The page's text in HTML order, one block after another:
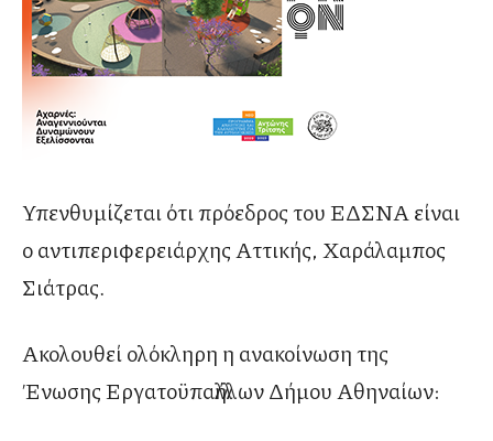
Υπενθυμίζεται ότι πρόεδρος του ΕΔΣΝΑ είναι
ο αντιπεριφερειάρχης Αττικής, Χαράλαμπος
Σιάτρας.
Ακολουθεί ολόκληρη η ανακοίνωση της
Ένωσης Εργατοϋπαλλήλων Δήμου Αθηναίων: